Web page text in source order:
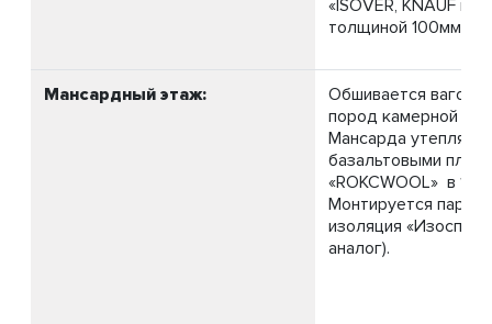
«ISOVER, KNAUF или
толщиной 100мм.
Мансардный этаж:
Обшивается
пород камерной
Мансарда
базальтовыми
«ROKCWOOL» в
Монтируется паро-
изоляция «Изоспан
аналог).